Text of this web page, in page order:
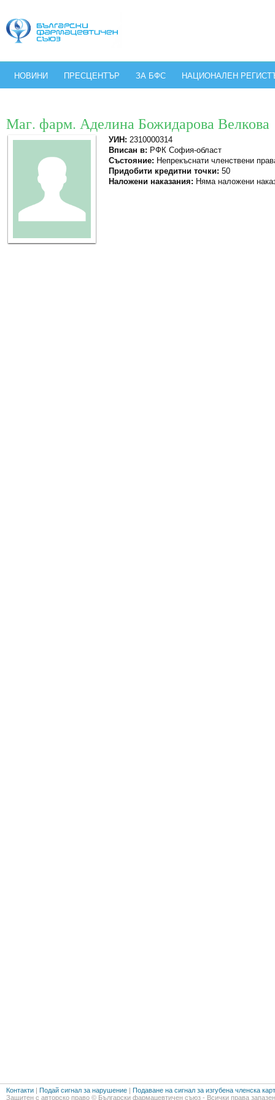
НОВИНИ ПРЕСЦЕНТЪР ЗА БФС НАЦИОНАЛЕН
Маг. фарм. Аделина Божидарова Велкова
УИН: 2310000314
Вписан в: РФК София-област
Състояние: Непрекъснати членствени
Придобити кредитни точки: 50
Наложени наказания: Няма наложени
Контакти | Подай сигнал за нарушение | Подаване на сигнал за изгубена членска
Защитен с авторско право © Български фармацевтичен съюз - Всички права